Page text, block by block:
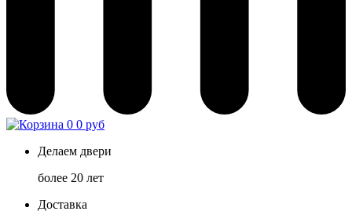
0 0 руб
Делаем двери
более 20 лет
Доставка